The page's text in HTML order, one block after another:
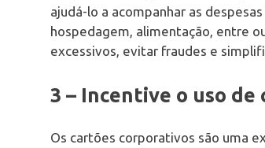
ajudá-lo a acompanhar as
hospedagem, alimentação, entre
excessivos, evitar fraudes e
3 – Incentive o uso
Os cartões corporativos são uma